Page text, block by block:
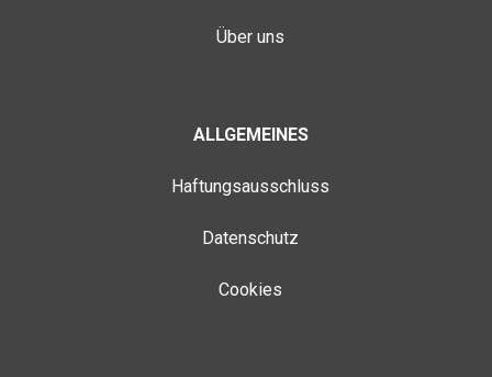
Über uns
ALLGEMEINES
Haftungsausschluss
Datenschutz
Cookies